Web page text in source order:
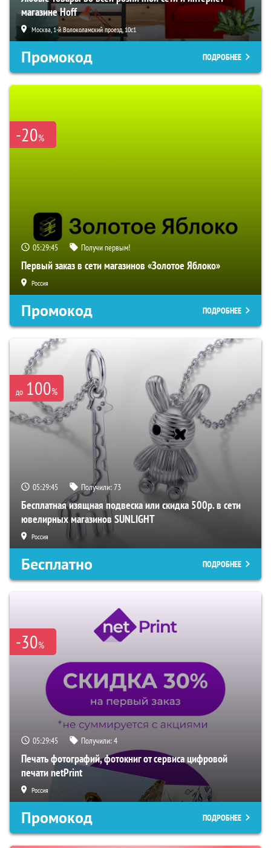
магазине Hoff
Москва, 1-й Волоколамский проезд, 10с1
Промокод ПОДРОБНЕЕ
-20%
05:29:44 Получи первым!
Первый заказ в сети магазинов «Золотое Яблоко»
Россия
Промокод ПОДРОБНЕЕ
до 100%
05:29:44 Получили:73
Бесплатная изящная подвеска или скидка 500р. в сети
ювелирных магазинов SUNLIGHT
Россия
Бесплатно ПОДРОБНЕЕ
-30%
05:29:44 Получили:4
Печать фотографий, фотокниг от сервиса цифровой
печати netPrint
Россия
Промокод ПОДРОБНЕЕ